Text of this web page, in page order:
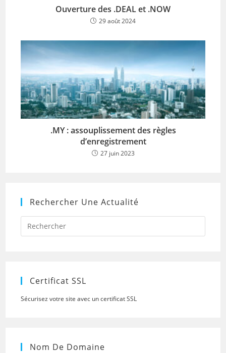
Ouverture des .DEAL et .NOW
29 août 2024
.MY : assouplissement des règles
d’enregistrement
27 juin 2023
Rechercher Une Actualité
Press
to
Certificat SSL
Sécurisez votre site avec un certificat SSL
Nom De Domaine